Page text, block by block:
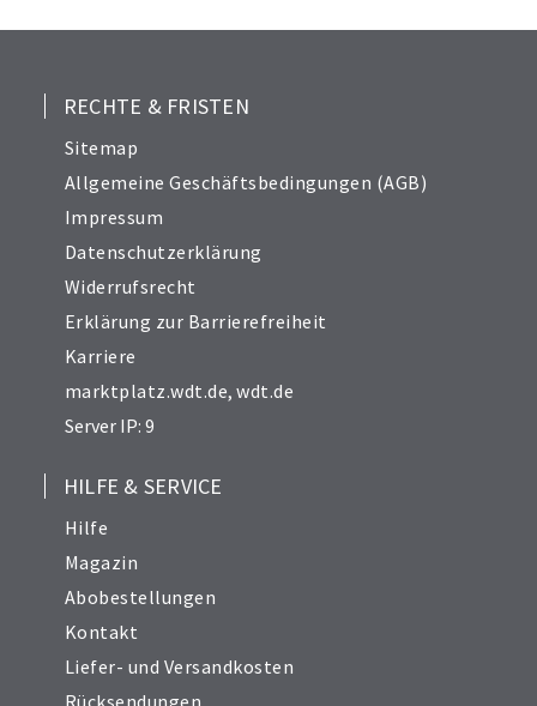
RECHTE & FRISTEN
Sitemap
Allgemeine Geschäftsbedingungen (AGB)
Impressum
Datenschutzerklärung
Widerrufsrecht
Erklärung zur Barrierefreiheit
Karriere
marktplatz.wdt.de,wdt.de
Server IP: 9
HILFE & SERVICE
Hilfe
Magazin
Abobestellungen
Kontakt
Liefer- und Versandkosten